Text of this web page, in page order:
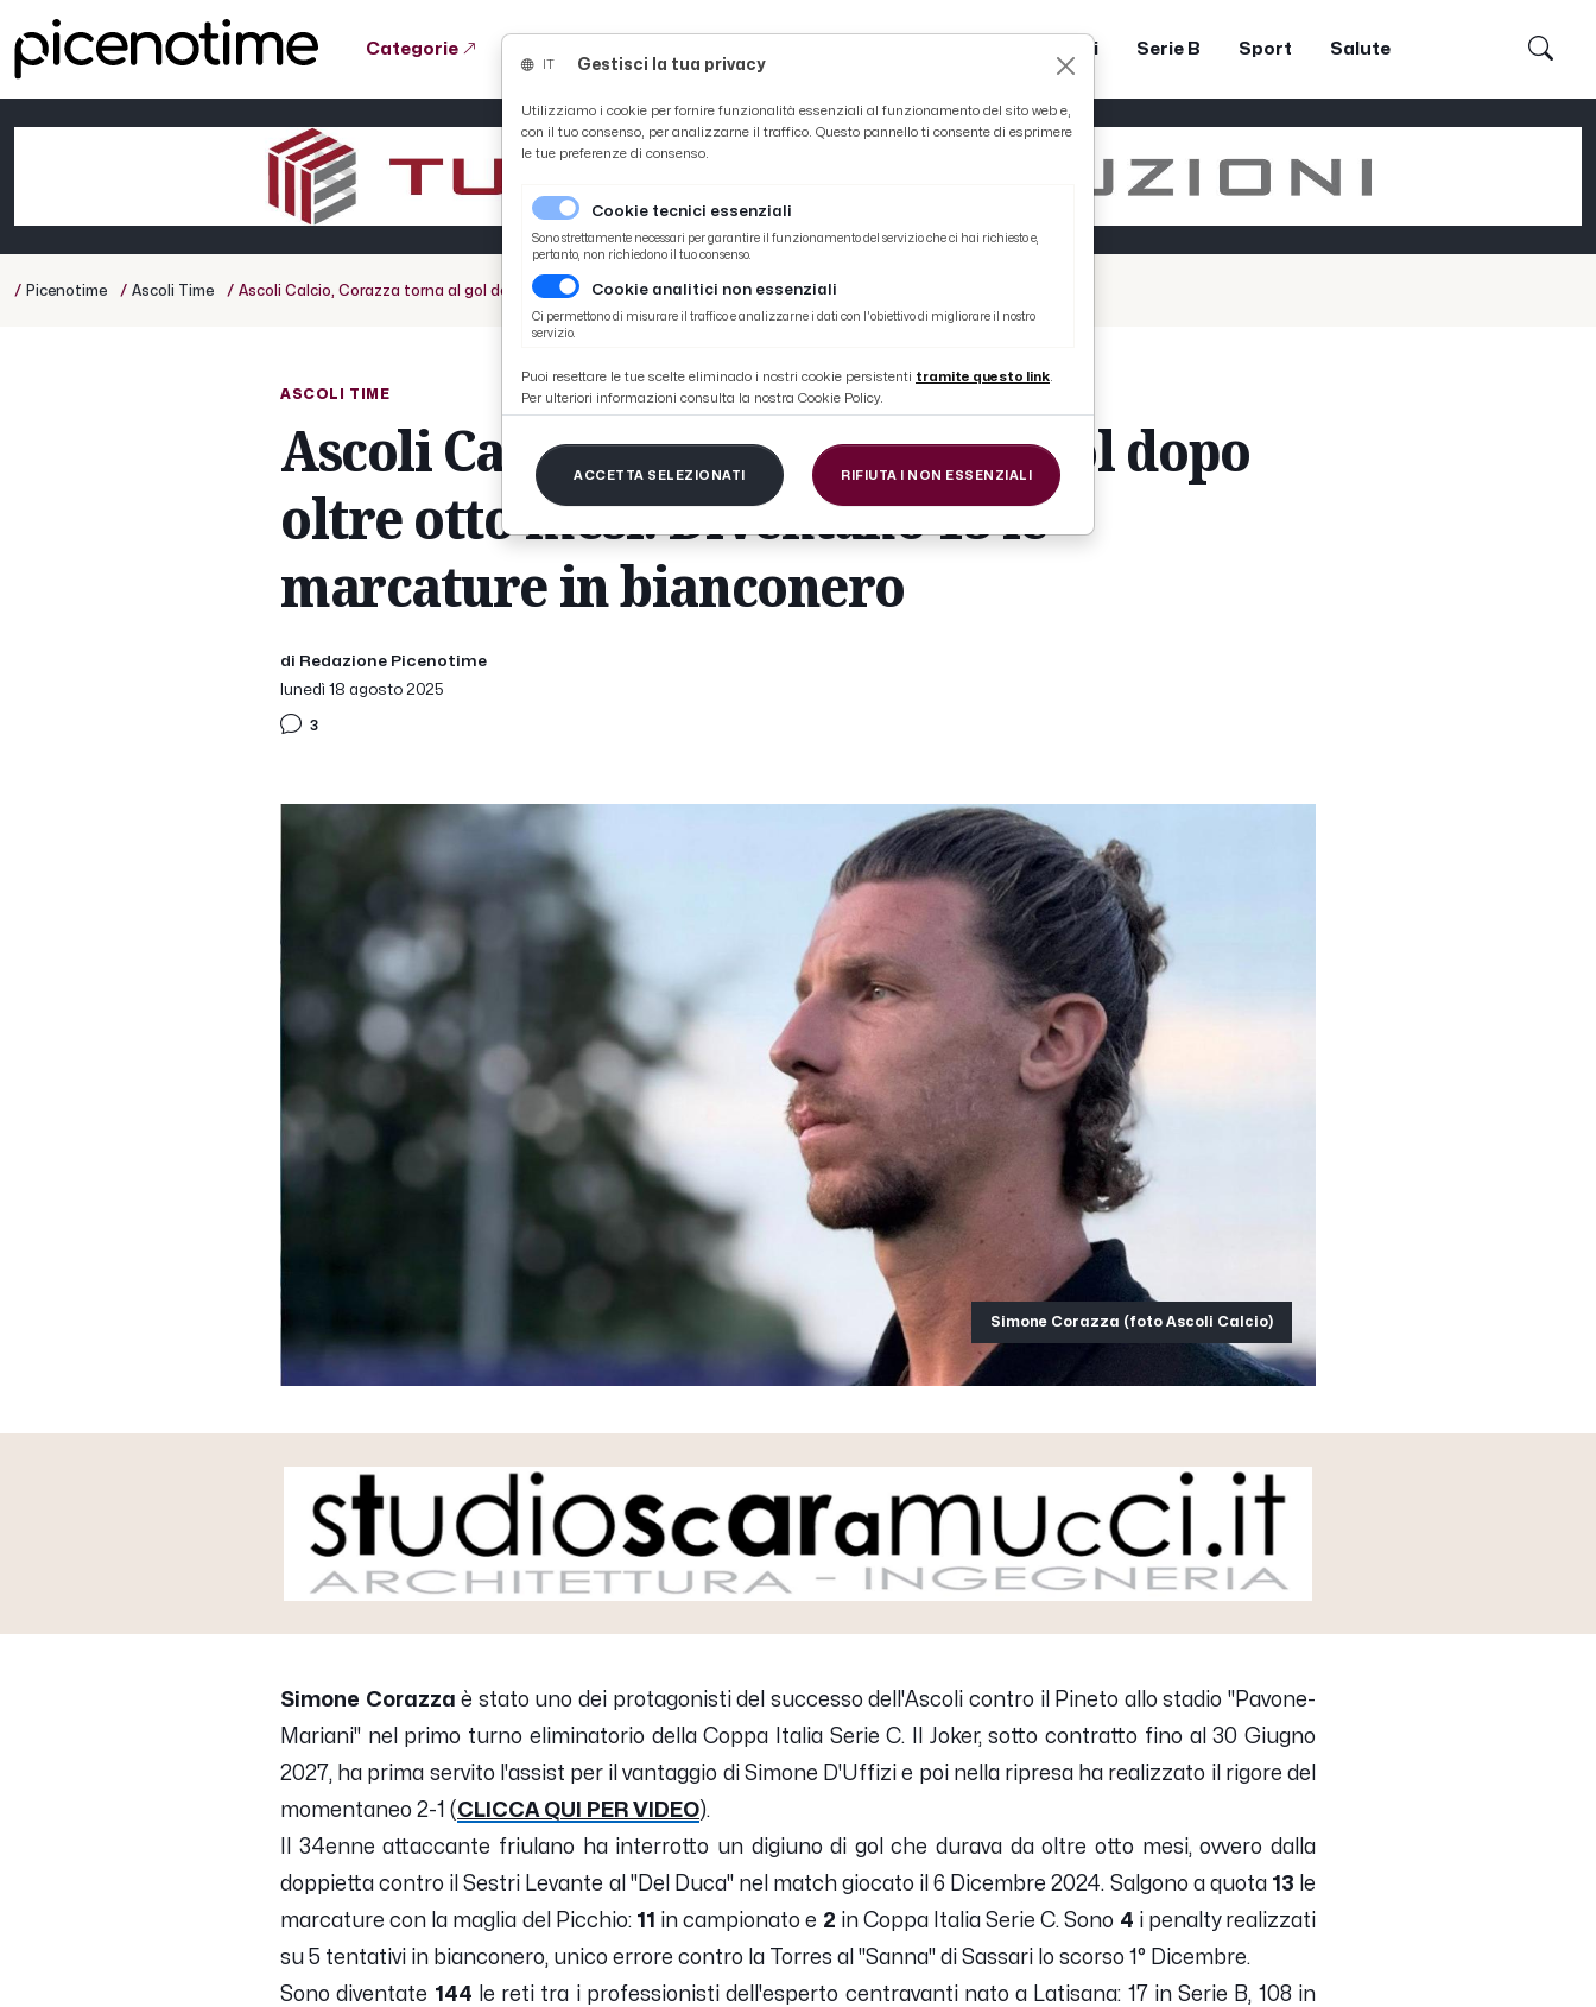
Categorie Coppa Teodori Serie B Sport Salute
/ Picenotime / Ascoli Time / Ascoli Calcio, Corazza torna al gol dopo oltre otto mesi. Diventano 13 le marcature in bianconero
ASCOLI TIME
Ascoli Calcio, Corazza torna al gol dopo
oltre otto mesi. Diventano 13 le
marcature in bianconero
di Redazione Picenotime
lunedì 18 agosto 2025
3
Simone Corazza (foto Ascoli Calcio)
Simone Corazza è stato uno dei protagonisti del successo dell'Ascoli contro il Pineto allo stadio "Pavone-
Mariani" nel primo turno eliminatorio della Coppa Italia Serie C. Il Joker, sotto contratto fino al 30 Giugno
2027, ha prima servito l'assist per il vantaggio di Simone D'Uffizi e poi nella ripresa ha realizzato il rigore del
momentaneo 2-1 (CLICCA QUI PER VIDEO).
Il 34enne attaccante friulano ha interrotto un digiuno di gol che durava da oltre otto mesi, ovvero dalla
doppietta contro il Sestri Levante al "Del Duca" nel match giocato il 6 Dicembre 2024. Salgono a quota 13 le
marcature con la maglia del Picchio:11 in campionato e 2 in Coppa Italia Serie C. Sono 4 i penalty realizzati
su 5 tentativi in bianconero, unico errore contro la Torres al "Sanna" di Sassari lo scorso 1° Dicembre.
Sono diventate 144 le reti tra i professionisti dell'esperto centravanti nato a Latisana: 17 in Serie B, 108 in
Gestisci la tua privacy
Utilizziamo i cookie per fornire funzionalità essenziali al funzionamento del sito web e,
con il tuo consenso, per analizzarne il traffico. Questo pannello ti consente di esprimere
le tue preferenze di consenso.
Cookie tecnici essenziali
Sono strettamente necessari per garantire il funzionamento del servizio che ci hai richiesto e,
pertanto, non richiedono il tuo consenso.
Cookie analitici non essenziali
Ci permettono di misurare il traffico e analizzarne i dati con l'obiettivo di migliorare il nostro
servizio.
Puoi resettare le tue scelte eliminado i nostri cookie persistenti tramite questo link.
Per ulteriori informazioni consulta la nostra Cookie Policy.
ACCETTA SELEZIONATI RIFIUTA I NON ESSENZIALI